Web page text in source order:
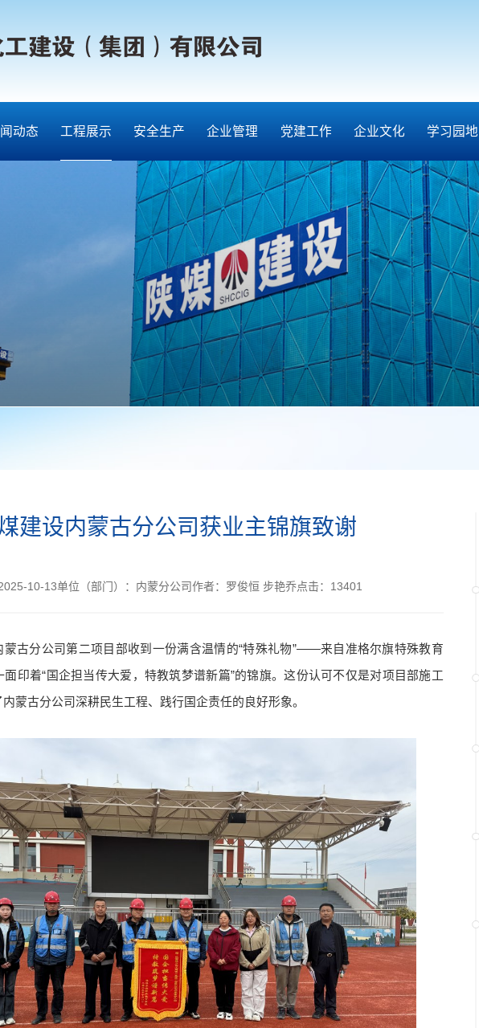
动态 工程展示 安全生产 企业管理 党建工作 企业文化 学习园地
建设内蒙古分公司获业主锦旗致谢
10-13单位（部门）： 内蒙分公司作者： 罗俊恒 步艳乔点击： 13401
蒙古分公司第二项目部收到一份满含温情的“特殊礼物”——来自准格尔旗特殊教育
印着“国企担当传大爱，特教筑梦谱新篇”的锦旗。这份认可不仅是对项目部施工
蒙古分公司深耕民生工程、践行国企责任的良好形象。